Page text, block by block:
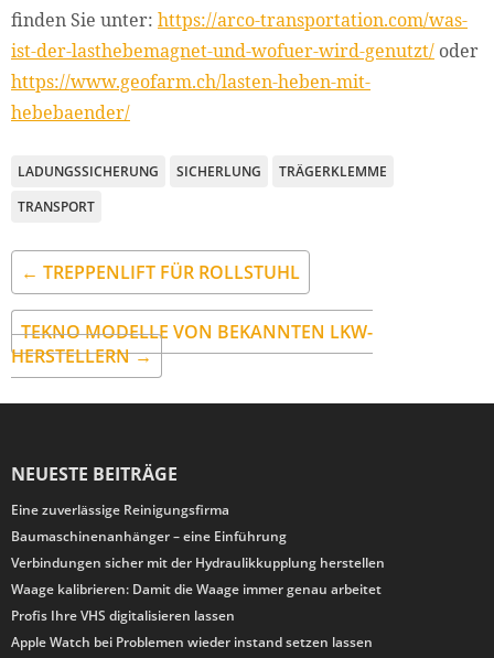
finden Sie unter: https://arco-transportation.com/was-
ist-der-lasthebemagnet-und-wofuer-wird-genutzt/ oder
https://www.geofarm.ch/lasten-heben-mit-
hebebaender/
LADUNGSSICHERUNG SICHERLUNG
TRÄGERKLEMME
TRANSPORT
← TREPPENLIFT FÜR ROLLSTUHL
TEKNO MODELLE VON BEKANNTEN LKW-
HERSTELLERN →
NEUESTE BEITRÄGE
Eine zuverlässige Reinigungsfirma
Baumaschinenanhänger – eine Einführung
Verbindungen sicher mit der Hydraulikkupplung herstellen
Waage kalibrieren: Damit die Waage immer genau arbeitet
Profis Ihre VHS digitalisieren lassen
Apple Watch bei Problemen wieder instand setzen lassen